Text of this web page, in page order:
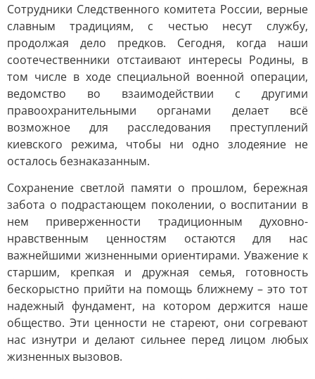
Сотрудники Следственного комитета России, верные
славным традициям, с честью несут службу,
продолжая дело предков. Сегодня, когда наши
соотечественники отстаивают интересы Родины, в
том числе в ходе специальной военной операции,
ведомство во взаимодействии с другими
правоохранительными органами делает всё
возможное для расследования преступлений
киевского режима, чтобы ни одно злодеяние не
осталось безнаказанным.
Сохранение светлой памяти о прошлом, бережная
забота о подрастающем поколении, о воспитании в
нем приверженности традиционным духовно-
нравственным ценностям остаются для нас
важнейшими жизненными ориентирами. Уважение к
старшим, крепкая и дружная семья, готовность
бескорыстно прийти на помощь ближнему – это тот
надежный фундамент, на котором держится наше
общество. Эти ценности не стареют, они согревают
нас изнутри и делают сильнее перед лицом любых
жизненных вызовов.